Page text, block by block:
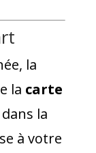
la
la carte
la
à votre